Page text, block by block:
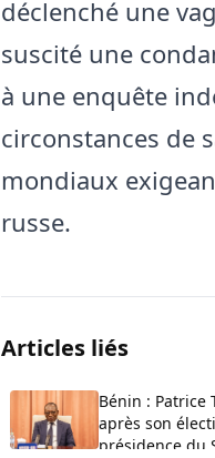
déclenché une
suscité une
à une enquête
circonstances de
mondiaux
russe.
Articles liés
Bénin : Patrice
après son
présidence du